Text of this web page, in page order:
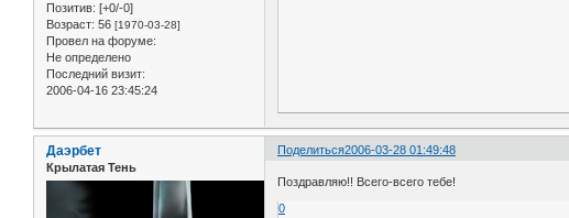
Позитив: [+0/-0]
Возраст: 56 [1970-03-28]
Провел на форуме:
Не определено
Последний визит:
2006-04-16 23:45:24
Поделиться2006-03-28 01:49:48
Даэрбет
Крылатая Тень
Поздравляю!! Всего-всего тебе!
0